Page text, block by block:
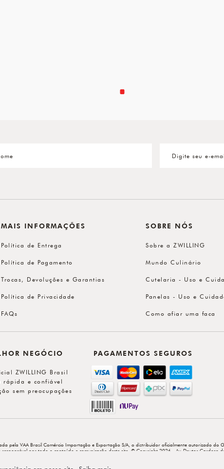
MAIS INFORMAÇÕES
Política de Entrega
Política de Pagamento
Trocas, Devoluções e Garantias
Política de Privacidade
FAQs
SOBRE NÓS
Sobre a ZWILLING
Mundo Culinário
Cutelaria - Uso e
Panelas - Uso e
Como afiar uma faca
NEGÓCIO
ZWILLING Brasil
rápida e confiável
sem preocupações
PAGAMENTOS SEGUROS
pela VAA Brasil Comércio Importação e Exportação S/A, o distribuidor oficialmente autorizado do
responsável por todo o conteúdo e comunicação deste site. © Copyright 2026 - Av. Doutor Cardoso